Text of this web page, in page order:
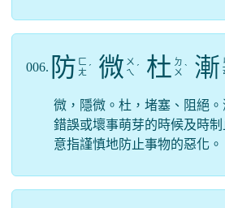
006. 防 ㄈ
ㄤ ˊ 微 ㄨ
ㄟ ˊ 杜 ㄉ
ㄨ ˋ 漸
微，隱微。杜，堵塞、阻絕
錯誤或壞事萌芽的時候及時制
意指謹慎地防止事物的惡化。